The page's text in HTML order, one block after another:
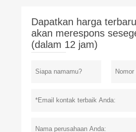
Dapatkan harga
akan merespons
(dalam 12 jam)